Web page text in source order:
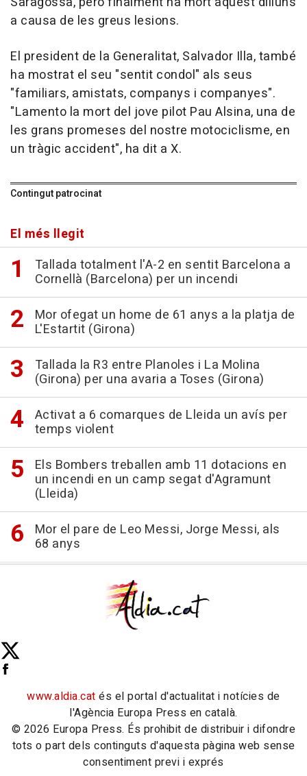
a causa de les greus lesions.
El president de la Generalitat, Salvador Illa, també
ha mostrat el seu "sentit condol" als seus
"familiars, amistats, companys i companyes".
"Lamento la mort del jove pilot Pau Alsina, una de
les grans promeses del nostre motociclisme, en
un tràgic accident", ha dit a X.
Contingut patrocinat
El més llegit
Tallada totalment l'A-2 en sentit Barcelona a
Cornellà (Barcelona) per un incendi
Mor ofegat un home de 61 anys a la platja de
L'Estartit (Girona)
Tallada la R3 entre Planoles i La Molina
(Girona) per una avaria a Toses (Girona)
Activat a 6 comarques de Lleida un avís per
temps violent
Els Bombers treballen amb 11 dotacions en
un incendi en un camp segat d'Agramunt
(Lleida)
Mor el pare de Leo Messi, Jorge Messi, als
68 anys
www.aldia.cat és el portal d'actualitat i notícies de
l'Agència Europa Press en català.
© 2026 Europa Press. És prohibit de distribuir i difondre
tots o part dels continguts d'aquesta pàgina web sense
consentiment previ i exprés